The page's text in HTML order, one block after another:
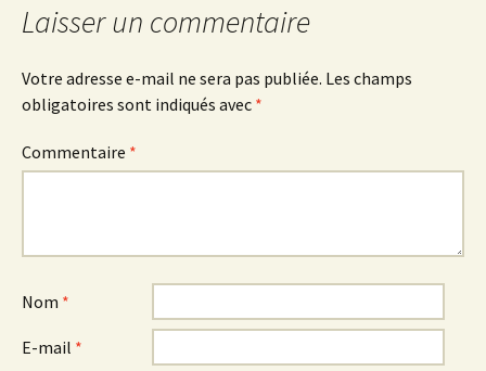
Laisser un commentaire
Votre adresse e-mail ne sera pas publiée. Les champs
obligatoires sont indiqués avec *
Commentaire *
Nom *
E-mail *